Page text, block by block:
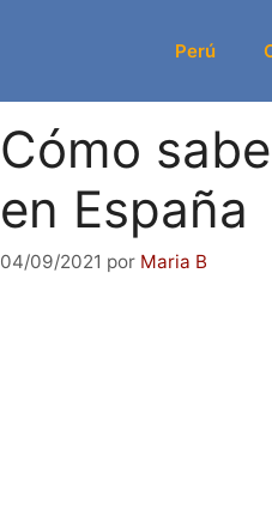
Perú
Cómo
en España
04/09/2021 por Maria B